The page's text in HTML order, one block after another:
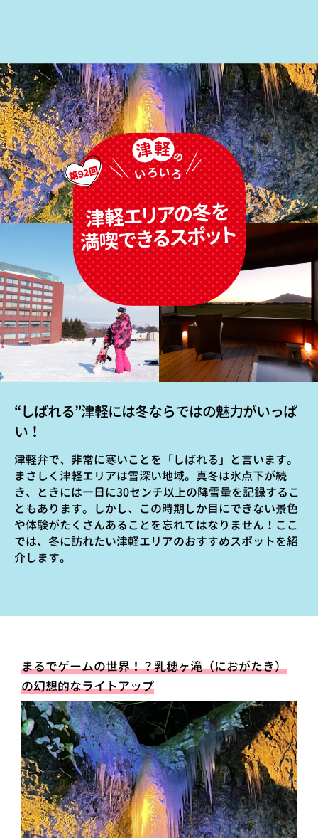
“しばれる”津軽には冬ならではの魅力がいっぱ
い！
津軽弁で、非常に寒いことを「しばれる」と言います。
まさしく津軽エリアは雪深い地域。真冬は氷点下が続
き、ときには一日に30センチ以上の降雪量を記録するこ
ともあります。しかし、この時期しか目にできない景色
や体験がたくさんあることを忘れてはなりません！ここ
では、冬に訪れたい津軽エリアのおすすめスポットを紹
介します。
まるでゲームの世界！？乳穂ヶ滝（におがたき）
の幻想的なライトアップ